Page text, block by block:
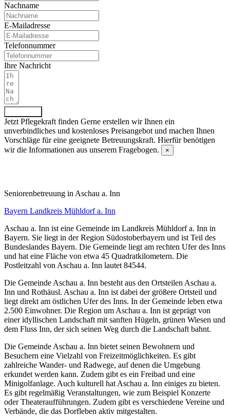
Nachname
E-Mailadresse
Telefonnummer
Ihre Nachricht
Jetzt Pflegekraft finden Gerne erstellen wir Ihnen ein
unverbindliches und kostenloses Preisangebot und machen Ihnen
Vorschläge für eine geeignete Betreuungskraft. Hierfür benötigen
wir die Informationen aus unserem Fragebogen.
×
Senioren­betreuung in Aschau a. Inn
Bayern Landkreis Mühldorf a. Inn
Aschau a. Inn ist eine Gemeinde im Landkreis Mühldorf a. Inn in
Bayern. Sie liegt in der Region Südostoberbayern und ist Teil des
Bundeslandes Bayern. Die Gemeinde liegt am rechten Ufer des Inns
und hat eine Fläche von etwa 45 Quadratkilometern. Die
Postleitzahl von Aschau a. Inn lautet 84544.
Die Gemeinde Aschau a. Inn besteht aus den Ortsteilen Aschau a.
Inn und Rothäusl. Aschau a. Inn ist dabei der größere Ortsteil und
liegt direkt am östlichen Ufer des Inns. In der Gemeinde leben etwa
2.500 Einwohner. Die Region um Aschau a. Inn ist geprägt von
einer idyllischen Landschaft mit sanften Hügeln, grünen Wiesen und
dem Fluss Inn, der sich seinen Weg durch die Landschaft bahnt.
Die Gemeinde Aschau a. Inn bietet seinen Bewohnern und
Besuchern eine Vielzahl von Freizeitmöglichkeiten. Es gibt
zahlreiche Wander- und Radwege, auf denen die Umgebung
erkundet werden kann. Zudem gibt es ein Freibad und eine
Minigolfanlage. Auch kulturell hat Aschau a. Inn einiges zu bieten.
Es gibt regelmäßig Veranstaltungen, wie zum Beispiel Konzerte
oder Theateraufführungen. Zudem gibt es verschiedene Vereine und
Verbände, die das Dorfleben aktiv mitgestalten.